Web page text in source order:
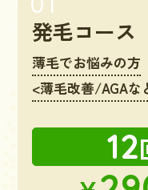
発毛コース
薄毛でお悩みの方
<薄毛改善/AGAな
12